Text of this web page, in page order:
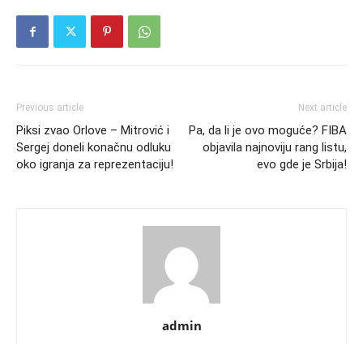
Previous article
Piksi zvao Orlove – Mitrović i
Sergej doneli konačnu odluku
oko igranja za reprezentaciju!
Next article
Pa, da li je ovo moguće? FIBA
objavila najnoviju rang listu,
evo gde je Srbija!
admin